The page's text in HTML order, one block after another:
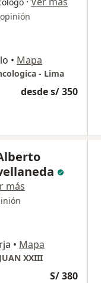
• Mapa
- Lima
desde s/ 350
más
• Mapa
XXIII
S/ 380